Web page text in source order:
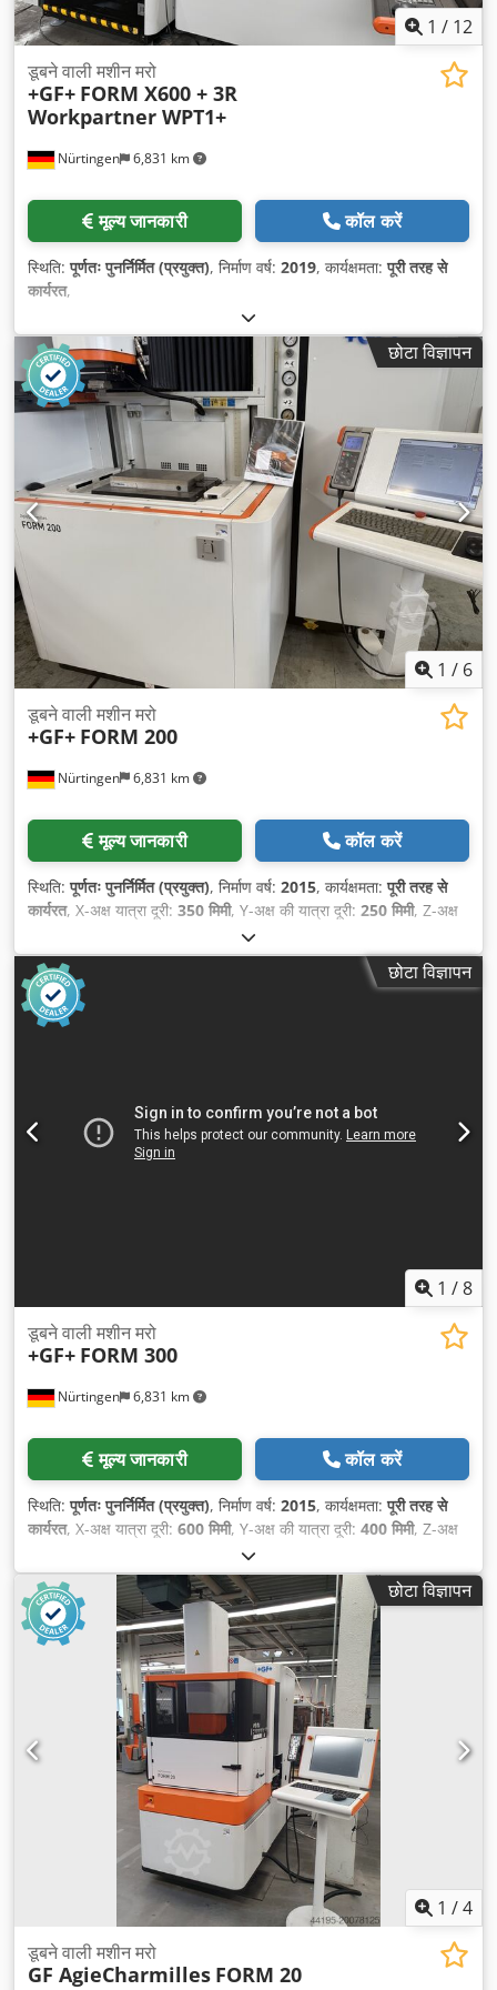
1 / 12
Nürtingen 6,831 km
डूबने वाली मशीन मरो
+GF+ FORM X600 + 3R
Workpartner WPT1+
मूल्य जानकारी कॉल करें
स्थिति:पूर्णतः पुनर्निर्मित (प्रयुक्त), निर्माण वर्ष: 2019, कार्यक्षमता:पूरी तरह से
कार्यरत,
छोटा विज्ञापन
1 / 6
Nürtingen 6,831 km
डूबने वाली मशीन मरो
+GF+ FORM 200
मूल्य जानकारी कॉल करें
स्थिति:पूर्णतः पुनर्निर्मित (प्रयुक्त), निर्माण वर्ष: 2015, कार्यक्षमता:पूरी तरह से
कार्यरत, X-अक्ष यात्रा दूरी: 350 मिमी, Y-अक्ष की यात्रा दूरी: 250 मिमी, Z-अक्ष
, वर्कपीस का अधिकतम वजन:
2,398 मिमी, कुल चौड़ाई:1,690 मिमी, कुल लंबाई:1,900 मिमी, क़लम की स्याही
की रेखा:300 मिमी
, कच्चे माल की
चौड़ाई (अधिकतम):
2,800 किग्रा
छोटा विज्ञापन
1 /8
Nürtingen 6,831 km
डूबने वाली मशीन मरो
+GF+ FORM 300
मूल्य जानकारी कॉल करें
स्थिति:पूर्णतः पुनर्निर्मित (प्रयुक्त), निर्माण वर्ष: 2015, कार्यक्षमता:पूरी तरह से
कार्यरत, X-अक्ष यात्रा दूरी: 600 मिमी, Y-अक्ष की यात्रा दूरी: 400 मिमी, Z-अक्ष
, वर्कपीस का अधिकतम वजन:
ऊँचाई:2,780 मिमी, कुल चौड़ाई:2,265 मिमी, कुल लंबाई:2,110 मिमी, क़लम
की स्याही की रेखा: 450 मिमी, वर्कपीस की लंबाई (अधिकतम): 1,220 मिमी, कच्चे
माल की चौड़ाई (अधिकतम):870 मिमी, वर्कपीस ऊँचाई (अधिकतम):
छोटा विज्ञापन
1 /4
डूबने वाली मशीन मरो
GF AgieCharmilles FORM 20